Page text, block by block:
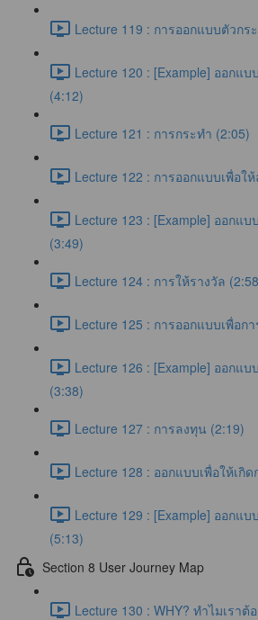
Lecture 119 : การออกแบบตัวกร
Lecture 120 : [Example] ออกแ
(4:12)
Lecture 121 : การกระทำ (2:05)
Lecture 122 : การออกแบบเพื่อใ
Lecture 123 : [Example] ออกแบ
(3:49)
Lecture 124 : การให้รางวัล
Lecture 125 : การออกแบบเพื่อก
Lecture 126 : [Example] ออกแบ
(3:38)
Lecture 127 : การลงทุน (2:19)
Lecture 128 : ออกแบบเพื่อให้เกิ
Lecture 129 : [Example] ออกแบ
(5:13)
Section 8 User Journey Map
Lecture 130 : WHY? ทำไมเราต้